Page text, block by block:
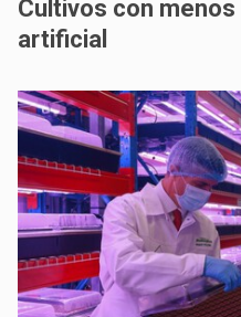
Cultivos con
artificial